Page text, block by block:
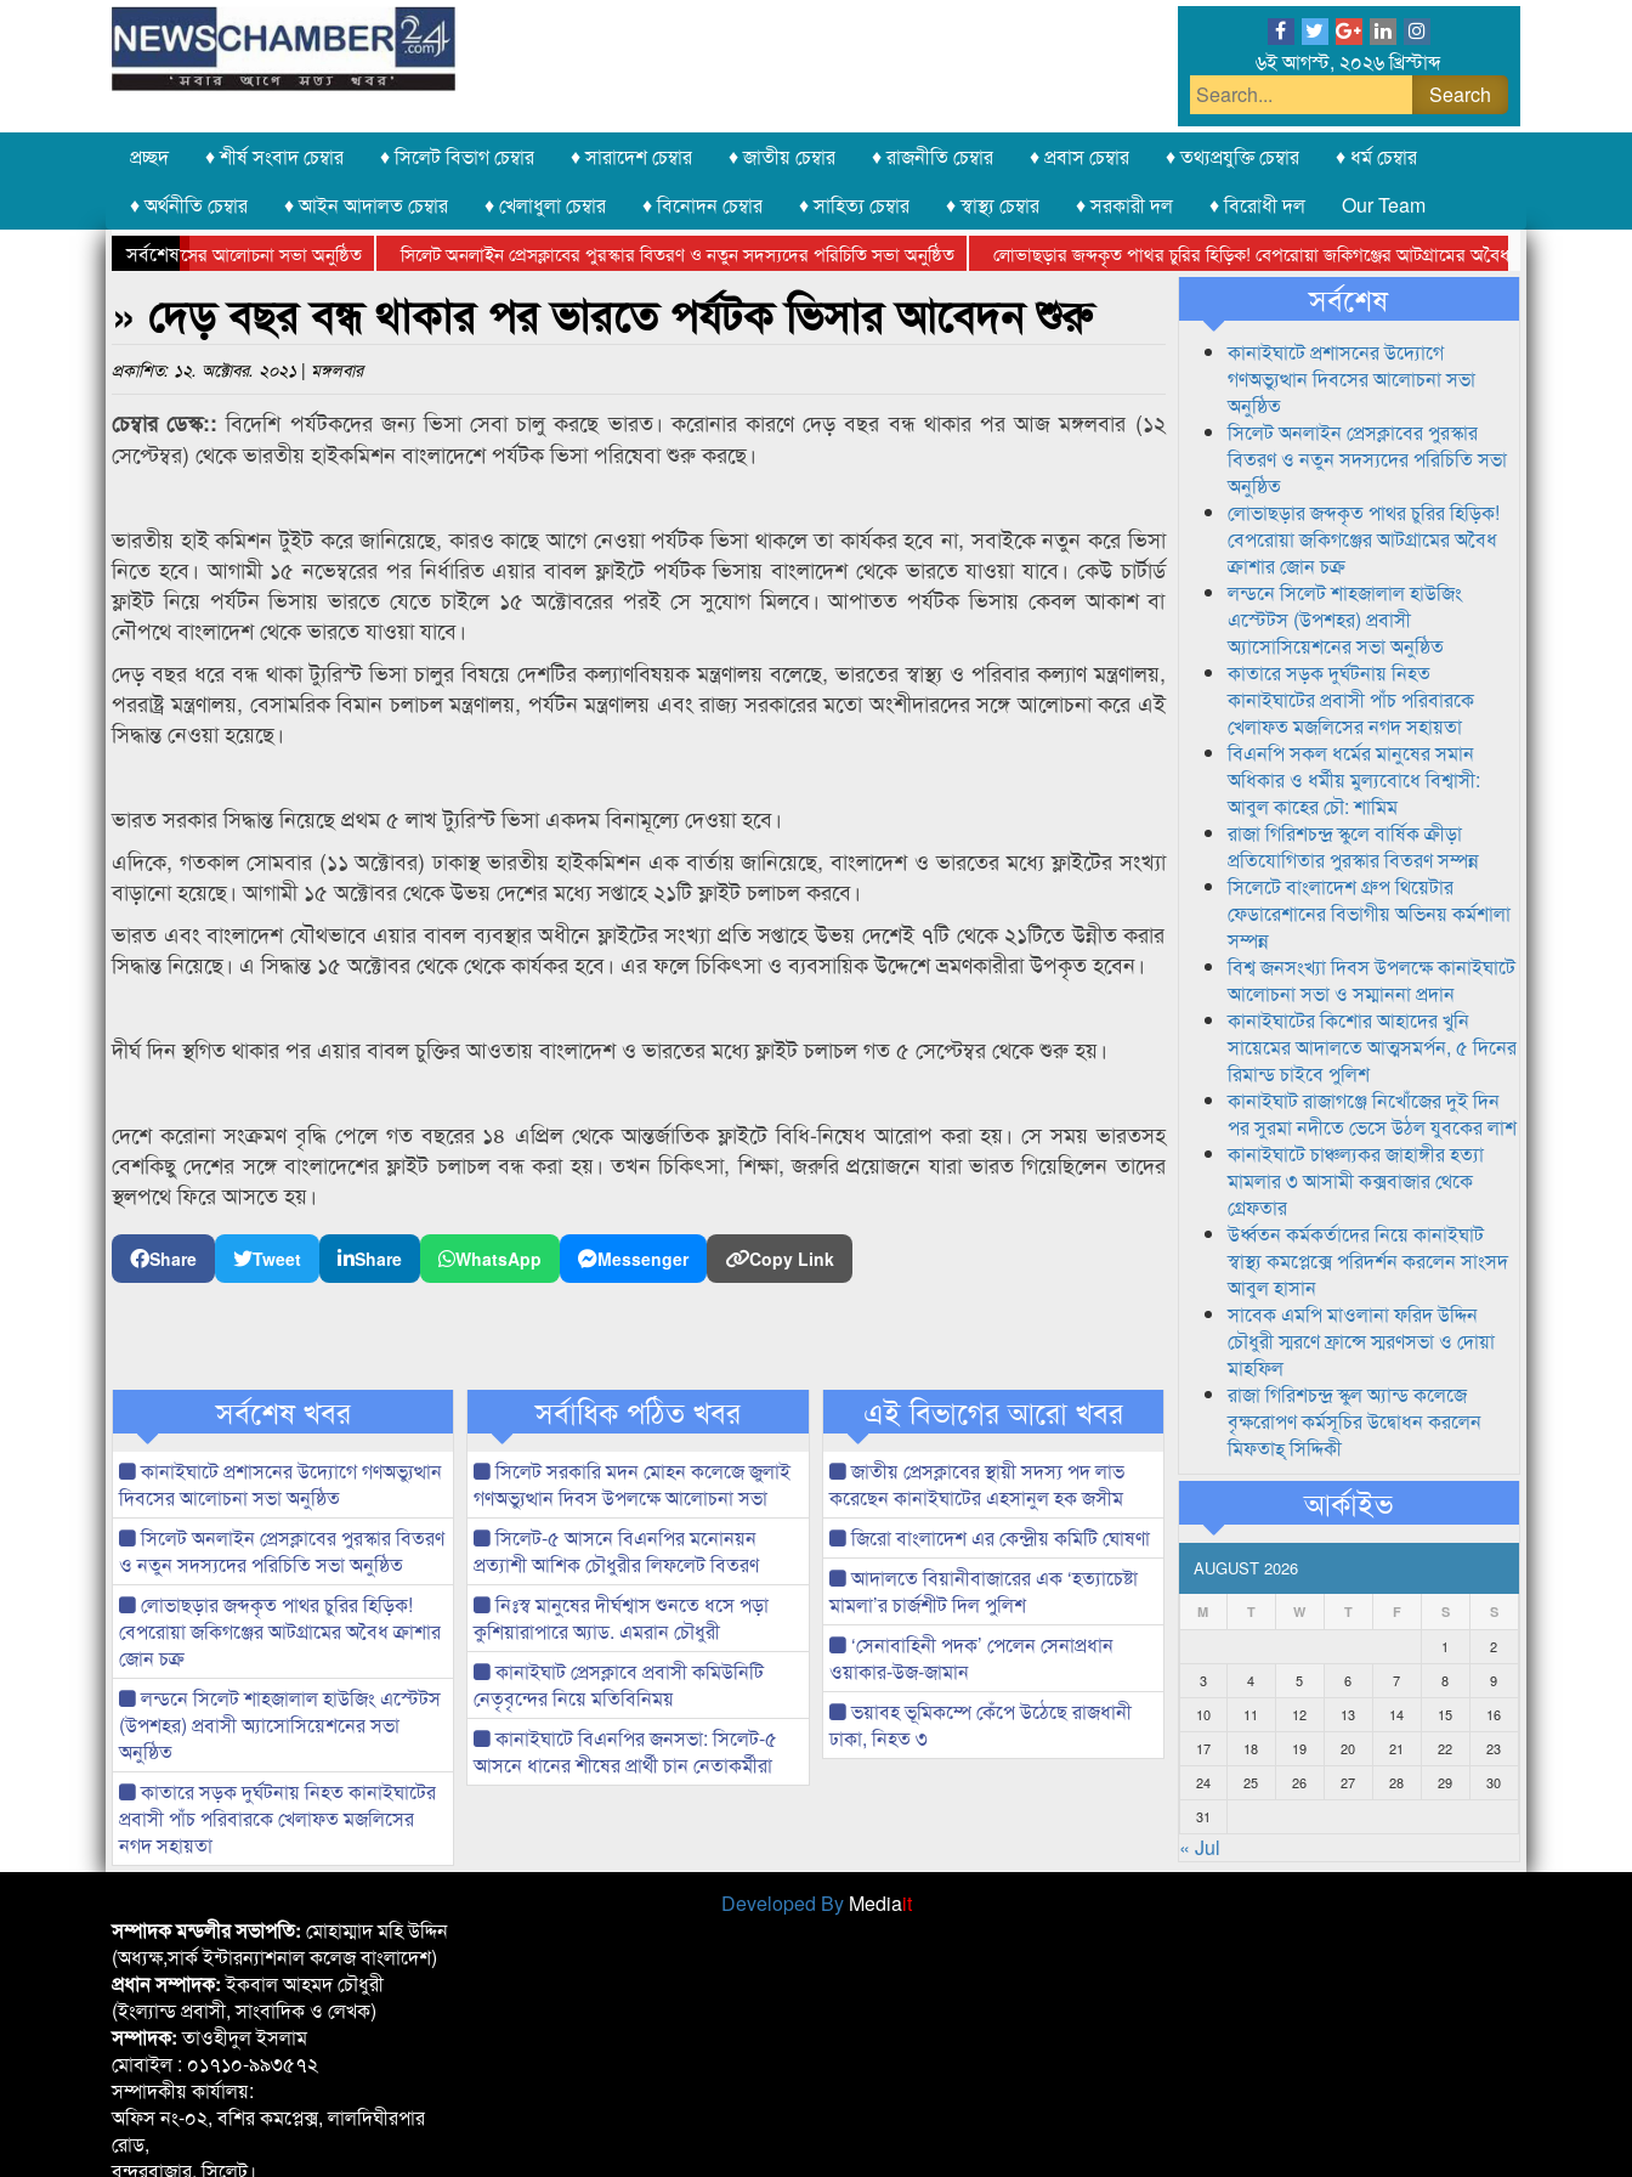
৬ই আগস্ট, ২০২৬ খ্রিস্টাব্দ
প্রচ্ছদ ♦ শীর্ষ সংবাদ চেম্বার ♦ সিলেট বিভাগ চেম্বার ♦ সারাদেশ চেম্বার ♦ জাতীয় চেম্বার ♦ রাজনীতি চেম্বার ♦ প্রবাস চেম্বার ♦ তথ্যপ্রযুক্তি চেম্বার
♦ ধর্ম চেম্বার
♦ অর্থনীতি চেম্বার
♦ আইন আদালত চেম্বার ♦ খেলাধুলা চেম্বার ♦ বিনোদন চেম্বার ♦ সাহিত্য চেম্বার ♦ স্বাস্থ্য চেম্বার ♦ সরকারী দল ♦ বিরোধী দল
Our Team
সর্বশেষ
গণঅভ্যুত্থান দিবসের আলোচনা সভা অনুষ্ঠিত সিলেট অনলাইন প্রেসক্লাবের পুরস্কার বিতরণ ও নতুন সদস্যদের পরিচিতি সভা অনুষ্ঠিত
লোভাছড়ার জব্দকৃত পাথর চুরির হিড়িক! বেপরোয়া জকিগঞ্জের আটগ্রামের অবৈধ ক্রাশার জোন চক্র
কানাইঘাটের কিশোর আহাদের খুনি সায়েমের আদালতে আত্মসমর্পন, ৫ দিনের রিমান্ড চাইবে পুলিশ
» দেড় বছর বন্ধ থাকার পর ভারতে পর্যটক ভিসার আবেদন শুরু
প্রকাশিত: ১২. অক্টোবর. ২০২১ | মঙ্গলবার
চেম্বার ডেস্ক::বিদেশি পর্যটকদের জন্য ভিসা সেবা চালু করছে ভারত। করোনার কারণে দেড় বছর বন্ধ থাকার পর আজ মঙ্গলবার (১২
সেপ্টেম্বর) থেকে ভারতীয় হাইকমিশন বাংলাদেশে পর্যটক ভিসা পরিষেবা শুরু করছে।
ভারতীয় হাই কমিশন টুইট করে জানিয়েছে, কারও কাছে আগে নেওয়া পর্যটক ভিসা থাকলে তা কার্যকর হবে না, সবাইকে নতুন করে ভিসা
নিতে হবে। আগামী ১৫ নভেম্বরের পর নির্ধারিত এয়ার বাবল ফ্লাইটে পর্যটক ভিসায় বাংলাদেশ থেকে ভারতে যাওয়া যাবে। কেউ চার্টার্ড
ফ্লাইট নিয়ে পর্যটন ভিসায় ভারতে যেতে চাইলে ১৫ অক্টোবরের পরই সে সুযোগ মিলবে। আপাতত পর্যটক ভিসায় কেবল আকাশ বা
নৌপথে বাংলাদেশ থেকে ভারতে যাওয়া যাবে।
দেড় বছর ধরে বন্ধ থাকা ট্যুরিস্ট ভিসা চালুর বিষয়ে দেশটির কল্যাণবিষয়ক মন্ত্রণালয় বলেছে, ভারতের স্বাস্থ্য ও পরিবার কল্যাণ মন্ত্রণালয়,
পররাষ্ট্র মন্ত্রণালয়, বেসামরিক বিমান চলাচল মন্ত্রণালয়, পর্যটন মন্ত্রণালয় এবং রাজ্য সরকারের মতো অংশীদারদের সঙ্গে আলোচনা করে এই
সিদ্ধান্ত নেওয়া হয়েছে।
ভারত সরকার সিদ্ধান্ত নিয়েছে প্রথম ৫ লাখ ট্যুরিস্ট ভিসা একদম বিনামূল্যে দেওয়া হবে।
এদিকে, গতকাল সোমবার (১১ অক্টোবর) ঢাকাস্থ ভারতীয় হাইকমিশন এক বার্তায় জানিয়েছে, বাংলাদেশ ও ভারতের মধ্যে ফ্লাইটের সংখ্যা
বাড়ানো হয়েছে। আগামী ১৫ অক্টোবর থেকে উভয় দেশের মধ্যে সপ্তাহে ২১টি ফ্লাইট চলাচল করবে।
ভারত এবং বাংলাদেশ যৌথভাবে এয়ার বাবল ব্যবস্থার অধীনে ফ্লাইটের সংখ্যা প্রতি সপ্তাহে উভয় দেশেই ৭টি থেকে ২১টিতে উন্নীত করার
সিদ্ধান্ত নিয়েছে। এ সিদ্ধান্ত ১৫ অক্টোবর থেকে থেকে কার্যকর হবে। এর ফলে চিকিৎসা ও ব্যবসায়িক উদ্দেশে ভ্রমণকারীরা উপকৃত হবেন।
দীর্ঘ দিন স্থগিত থাকার পর এয়ার বাবল চুক্তির আওতায় বাংলাদেশ ও ভারতের মধ্যে ফ্লাইট চলাচল গত ৫ সেপ্টেম্বর থেকে শুরু হয়।
দেশে করোনা সংক্রমণ বৃদ্ধি পেলে গত বছরের ১৪ এপ্রিল থেকে আন্তর্জাতিক ফ্লাইটে বিধি-নিষেধ আরোপ করা হয়। সে সময় ভারতসহ
বেশকিছু দেশের সঙ্গে বাংলাদেশের ফ্লাইট চলাচল বন্ধ করা হয়। তখন চিকিৎসা, শিক্ষা, জরুরি প্রয়োজনে যারা ভারত গিয়েছিলেন তাদের
স্থলপথে ফিরে আসতে হয়।
Share Tweet Share WhatsApp Messenger Copy Link
সর্বশেষ খবর
কানাইঘাটে প্রশাসনের উদ্যোগে গণঅভ্যুত্থান
দিবসের আলোচনা সভা অনুষ্ঠিত
সিলেট অনলাইন প্রেসক্লাবের পুরস্কার বিতরণ
ও নতুন সদস্যদের পরিচিতি সভা অনুষ্ঠিত
লোভাছড়ার জব্দকৃত পাথর চুরির হিড়িক!
বেপরোয়া জকিগঞ্জের আটগ্রামের অবৈধ ক্রাশার
জোন চক্র
লন্ডনে সিলেট শাহজালাল হাউজিং এস্টেটস
(উপশহর) প্রবাসী অ্যাসোসিয়েশনের সভা
অনুষ্ঠিত
কাতারে সড়ক দুর্ঘটনায় নিহত কানাইঘাটের
প্রবাসী পাঁচ পরিবারকে খেলাফত মজলিসের
নগদ সহায়তা
সর্বাধিক পঠিত খবর
সিলেট সরকারি মদন মোহন কলেজে জুলাই
গণঅভ্যুত্থান দিবস উপলক্ষে আলোচনা সভা
সিলেট-৫ আসনে বিএনপির মনোনয়ন
প্রত্যাশী আশিক চৌধুরীর লিফলেট বিতরণ
নিঃস্ব মানুষের দীর্ঘশ্বাস শুনতে ধসে পড়া
কুশিয়ারাপারে অ্যাড. এমরান চৌধুরী
কানাইঘাট প্রেসক্লাবে প্রবাসী কমিউনিটি
নেতৃবৃন্দের নিয়ে মতিবিনিময়
কানাইঘাটে বিএনপির জনসভা: সিলেট-৫
আসনে ধানের শীষের প্রার্থী চান নেতাকর্মীরা
এই বিভাগের আরো খবর
জাতীয় প্রেসক্লাবের স্থায়ী সদস্য পদ লাভ
করেছেন কানাইঘাটের এহসানুল হক জসীম
জিরো বাংলাদেশ এর কেন্দ্রীয় কমিটি ঘোষণা
আদালতে বিয়ানীবাজারের এক ‘হত্যাচেষ্টা
মামলা’র চার্জশীট দিল পুলিশ
‘সেনাবাহিনী পদক’ পেলেন সেনাপ্রধান
ওয়াকার-উজ-জামান
ভয়াবহ ভূমিকম্পে কেঁপে উঠেছে রাজধানী
ঢাকা, নিহত ৩
সর্বশেষ
কানাইঘাটে প্রশাসনের উদ্যোগে
গণঅভ্যুত্থান দিবসের আলোচনা সভা
অনুষ্ঠিত
সিলেট অনলাইন প্রেসক্লাবের পুরস্কার
বিতরণ ও নতুন সদস্যদের পরিচিতি সভা
অনুষ্ঠিত
লোভাছড়ার জব্দকৃত পাথর চুরির হিড়িক!
বেপরোয়া জকিগঞ্জের আটগ্রামের অবৈধ
ক্রাশার জোন চক্র
লন্ডনে সিলেট শাহজালাল হাউজিং
এস্টেটস (উপশহর) প্রবাসী
অ্যাসোসিয়েশনের সভা অনুষ্ঠিত
কাতারে সড়ক দুর্ঘটনায় নিহত
কানাইঘাটের প্রবাসী পাঁচ পরিবারকে
খেলাফত মজলিসের নগদ সহায়তা
বিএনপি সকল ধর্মের মানুষের সমান
অধিকার ও ধর্মীয় মুল্যবোধে বিশ্বাসী:
আবুল কাহের চৌ: শামিম
রাজা গিরিশচন্দ্র স্কুলে বার্ষিক ক্রীড়া
প্রতিযোগিতার পুরস্কার বিতরণ সম্পন্ন
সিলেটে বাংলাদেশ গ্রুপ থিয়েটার
ফেডারেশানের বিভাগীয় অভিনয় কর্মশালা
সম্পন্ন
বিশ্ব জনসংখ্যা দিবস উপলক্ষে কানাইঘাটে
আলোচনা সভা ও সম্মাননা প্রদান
কানাইঘাটের কিশোর আহাদের খুনি
সায়েমের আদালতে আত্মসমর্পন, ৫ দিনের
রিমান্ড চাইবে পুলিশ
কানাইঘাট রাজাগঞ্জে নিখোঁজের দুই দিন
পর সুরমা নদীতে ভেসে উঠল যুবকের লাশ
কানাইঘাটে চাঞ্চল্যকর জাহাঙ্গীর হত্যা
মামলার ৩ আসামী কক্সবাজার থেকে
গ্রেফতার
উর্ধ্বতন কর্মকর্তাদের নিয়ে কানাইঘাট
স্বাস্থ্য কমপ্লেক্সে পরিদর্শন করলেন সাংসদ
আবুল হাসান
সাবেক এমপি মাওলানা ফরিদ উদ্দিন
চৌধুরী স্মরণে ফ্রান্সে স্মরণসভা ও দোয়া
মাহফিল
রাজা গিরিশচন্দ্র স্কুল অ্যান্ড কলেজে
বৃক্ষরোপণ কর্মসূচির উদ্বোধন করলেন
মিফতাহ্ সিদ্দিকী
আর্কাইভ
AUGUST 2026
M T W T F S S
1
2
3
4 5 6 7 8
9
10
11 12 13 14 15
16
17
18 19 20 21 22
23
24
25 26 27 28 29
30
31
« Jul
Developed By Mediait
সম্পাদক মন্ডলীর সভাপতি: মোহাম্মাদ মহি উদ্দিন
(অধ্যক্ষ,সার্ক ইন্টারন্যাশনাল কলেজ বাংলাদেশ)
প্রধান সম্পাদক:ইকবাল আহমদ চৌধুরী
(ইংল্যান্ড প্রবাসী, সাংবাদিক ও লেখক)
সম্পাদক:তাওহীদুল ইসলাম
মোবাইল : ০১৭১০-৯৯৩৫৭২
সম্পাদকীয় কার্যালয়:
অফিস নং-০২, বশির কমপ্লেক্স, লালদিঘীরপার
রোড,
বন্দরবাজার, সিলেট।